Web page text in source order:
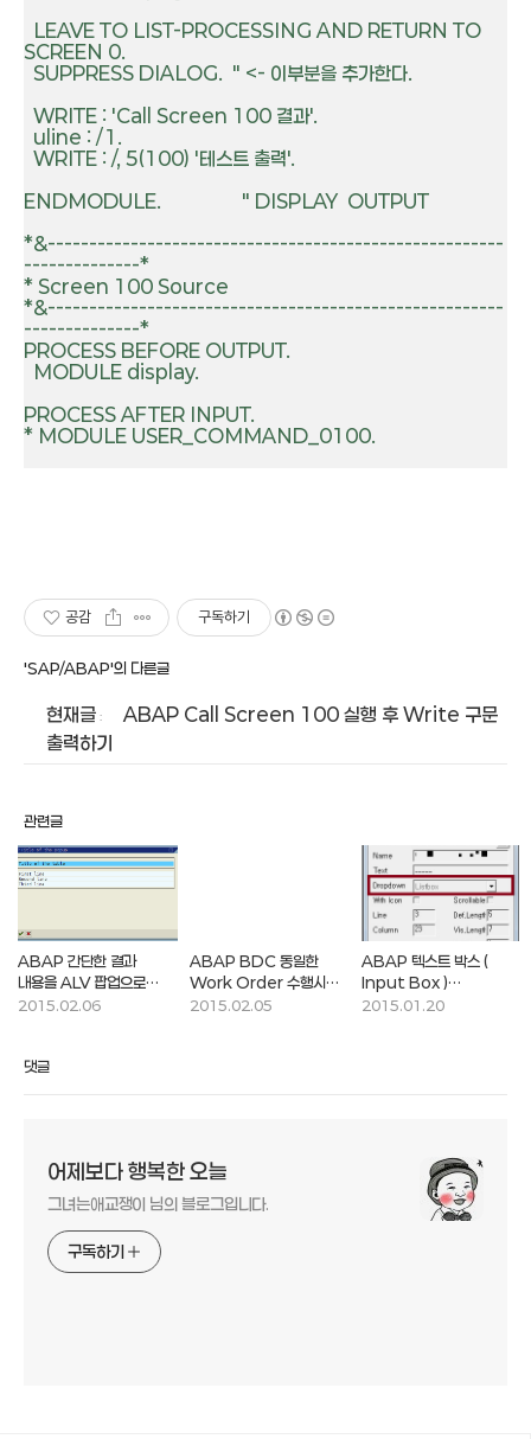
SCREEN 0.
ENDMODULE.                 " DISPLAY  OUTPUT
*&-------------------------------------------------------
--------------*
* Screen 100 Source
*&-------------------------------------------------------
--------------*
PROCESS BEFORE OUTPUT.
PROCESS AFTER INPUT.
* MODULE USER_COMMAND_0100.
공감 구독하기
'SAP/ABAP'의 다른글
현재글
ABAP Call Screen 100 실행 후 Write 구문
출력하기
관련글
ABAP 간단한 결과
내용을 ALV 팝업으로
출력하기
2015.02.06
ABAP BDC 동일한
Work Order 수행시
오류 발생(IW32)
2015.02.05
ABAP 텍스트 박스 (
Input Box )
Dropdown List
2015.01.20
댓글
어제보다 행복한 오늘
그녀는애교쟁이 님의 블로그입니다.
구독하기